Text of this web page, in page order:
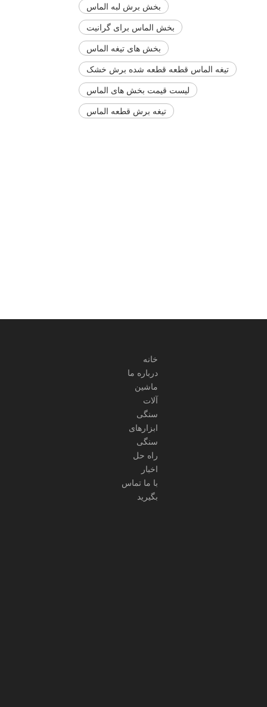
بخش برش لبه الماس
بخش الماس برای گرانیت
بخش های تیغه الماس
تیغه الماس قطعه قطعه شده برش خشک
لیست قیمت بخش های الماس
تیغه برش قطعه الماس
خانه
درباره ما
ماشین
آلات
سنگی
ابزارهای
سنگی
راه حل
اخبار
با ما تماس
بگیرید